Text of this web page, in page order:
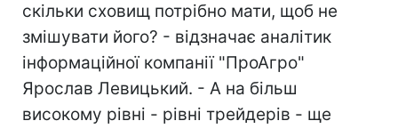
скільки сховищ потрібно мати, щоб не
змішувати його? - відзначає аналітик
інформаційної компанії "ПроАгро"
Ярослав Левицький. - А на більш
високому рівні - рівні трейдерів - ще